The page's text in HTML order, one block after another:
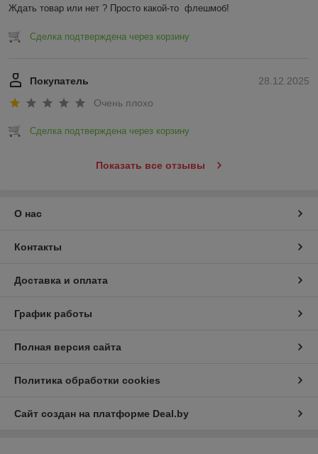
Ждать товар или нет ? Просто какой-то  флешмоб!
Сделка подтверждена через корзину
28.12.2025
Покупатель
Очень плохо
Сделка подтверждена через корзину
Показать все отзывы
О нас
Контакты
Доставка и оплата
График работы
Полная версия сайта
Политика обработки cookies
Сайт создан на платформе Deal.by